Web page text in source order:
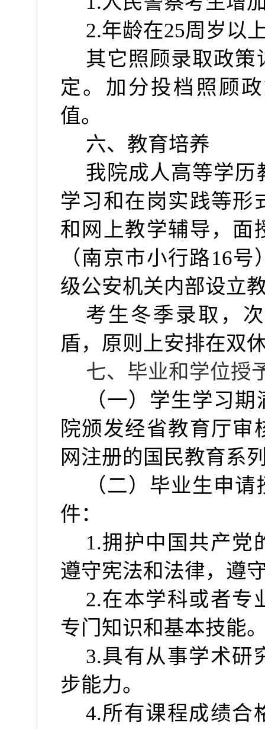
2.年龄在25周岁以
其它照顾录取政策
定。加分投档照顾
值。
六、教育培养
我院成人高等学历
学习和在岗实践等形
和网上教学辅导，面
（南京市小行路16号
级公安机关内部设立
考生冬季录取，
盾，原则上安排在双
七、毕业和学位授
（一）学生学习
院颁发经省教育厅审
网注册的国民教育系
（二）毕业生申
件：
1.拥护中国共产党
遵守宪法和法律，遵
2.在本学科或者专
专门知识和基本技能
3.具有从事学术研
步能力。
4.所有课程成绩合